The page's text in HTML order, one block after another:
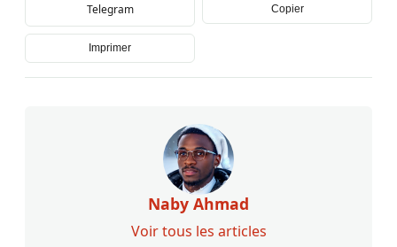
Telegram Copier
Imprimer
Naby Ahmad
Voir tous les articles